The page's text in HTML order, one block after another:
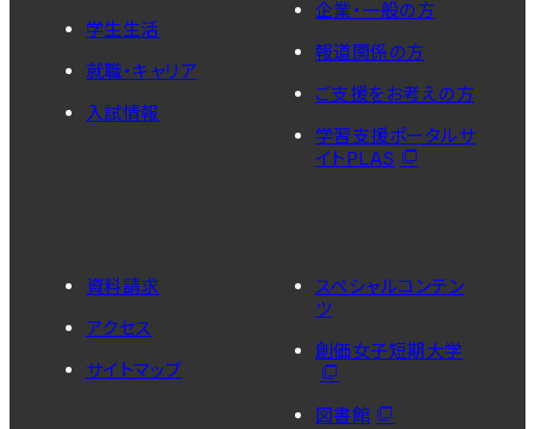
学生生活
就職・キャリア
入試情報
企業・一般の方
報道関係の方
ご支援をお考えの方
学習支援ポータルサ
イトPLAS
資料請求
アクセス
サイトマップ
スペシャルコンテン
ツ
創価女子短期大学
図書館